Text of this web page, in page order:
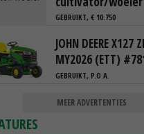
GEBRUIKT, € 10.750
JOHN DEERE X127
MY2026 (ETT)
GEBRUIKT, P.O.A.
MEER ADVERTENTIES